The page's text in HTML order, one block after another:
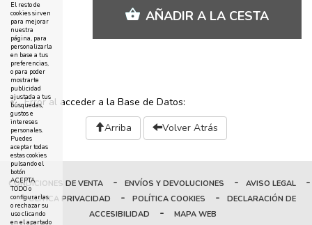
AÑADIR A LA CESTA
Error al acceder a la Base de Datos:
Arriba
Volver Atrás
CONDICIONES DE VENTA - ENVÍOS Y DEVOLUCIONES - AVISO LEGAL -
POLÍTICA PRIVACIDAD - POLÍTICA COOKIES -
DECLARACIÓN DE
ACCESIBILIDAD
- MAPA WEB
El resto de
cookies sirven
para mejorar
nuestra
página, para
personalizarla
en base a tus
preferencias,
o para poder
mostrarte
publicidad
ajustada a tus
búsquedas,
gustos e
intereses
personales.
Puedes
aceptar todas
estas cookies
pulsando el
botón
ACEPTA
TODO o
configurarlas
o rechazar su
uso clicando
en el apartado